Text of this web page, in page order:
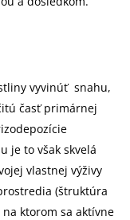
vyvinúť snahu,
časť primárnej
je to však skvelá
vlastnej výživy
(štruktúra
ktorom sa aktívne